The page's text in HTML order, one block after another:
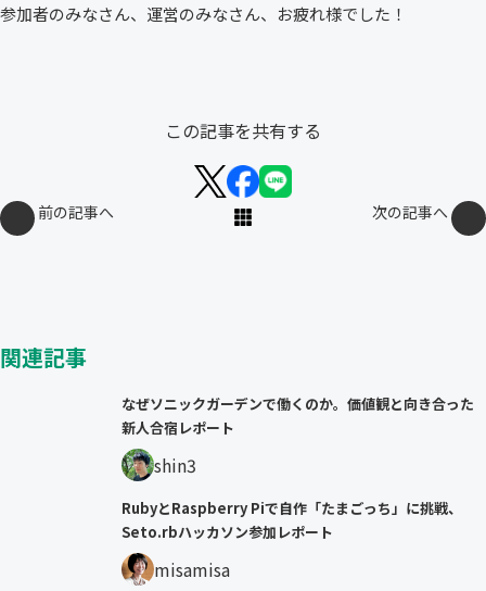
参加者のみなさん、運営のみなさん、お疲れ様でした！
この記事を共有する
前の記事へ 次の記事へ
関連記事
なぜソニックガーデンで働くのか。価値観と向き合った
新人合宿レポート
shin3
RubyとRaspberry Piで自作「たまごっち」に挑戦、
Seto.rbハッカソン参加レポート
misamisa